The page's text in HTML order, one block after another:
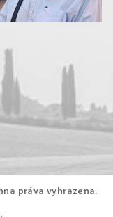
práva vyhrazena.